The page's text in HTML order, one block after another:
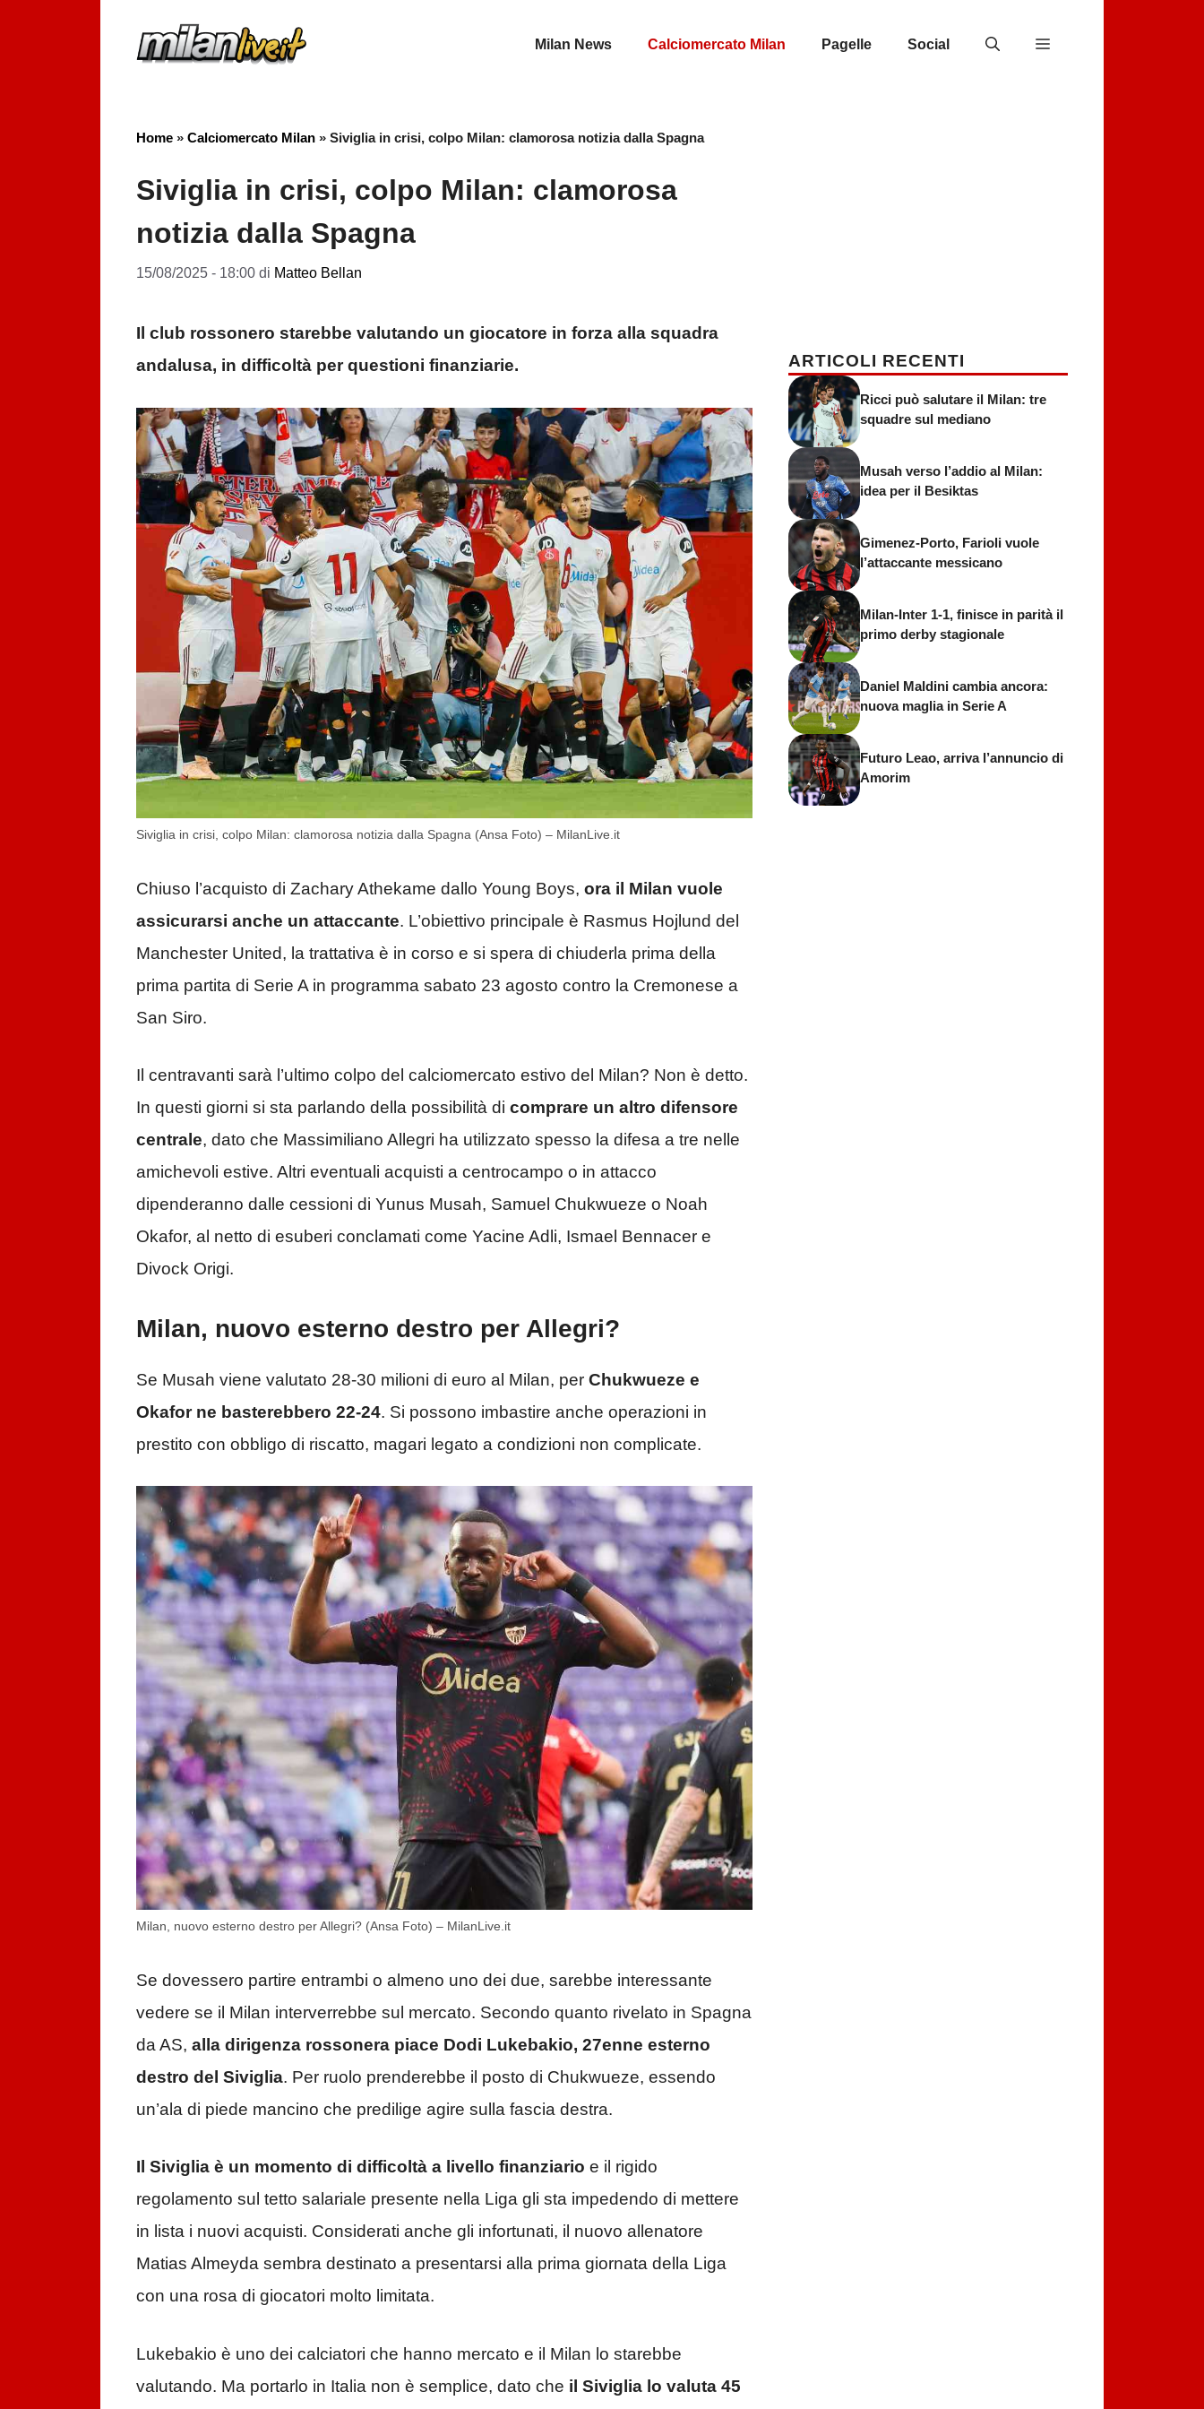
Milan News Calciomercato Milan Pagelle Social
Home » Calciomercato Milan » Siviglia in crisi, colpo Milan: clamorosa notizia dalla Spagna
Siviglia in crisi, colpo Milan: clamorosa
notizia dalla Spagna
15/08/2025 - 18:00 di Matteo Bellan
Il club rossonero starebbe valutando un giocatore in forza alla squadra
andalusa, in difficoltà per questioni finanziarie.
Siviglia in crisi, colpo Milan: clamorosa notizia dalla Spagna (Ansa Foto) – MilanLive.it
Chiuso l’acquisto di Zachary Athekame dallo Young Boys, ora il Milan vuole
assicurarsi anche un attaccante. L’obiettivo principale è Rasmus Hojlund del
Manchester United, la trattativa è in corso e si spera di chiuderla prima della
prima partita di Serie A in programma sabato 23 agosto contro la Cremonese a
San Siro.
Il centravanti sarà l’ultimo colpo del calciomercato estivo del Milan? Non è detto.
In questi giorni si sta parlando della possibilità di comprare un altro difensore
centrale, dato che Massimiliano Allegri ha utilizzato spesso la difesa a tre nelle
amichevoli estive. Altri eventuali acquisti a centrocampo o in attacco
dipenderanno dalle cessioni di Yunus Musah, Samuel Chukwueze o Noah
Okafor, al netto di esuberi conclamati come Yacine Adli, Ismael Bennacer e
Divock Origi.
Milan, nuovo esterno destro per Allegri?
Se Musah viene valutato 28-30 milioni di euro al Milan, per Chukwueze e
Okafor ne basterebbero 22-24. Si possono imbastire anche operazioni in
prestito con obbligo di riscatto, magari legato a condizioni non complicate.
Milan, nuovo esterno destro per Allegri? (Ansa Foto) – MilanLive.it
Se dovessero partire entrambi o almeno uno dei due, sarebbe interessante
vedere se il Milan interverrebbe sul mercato. Secondo quanto rivelato in Spagna
da AS, alla dirigenza rossonera piace Dodi Lukebakio, 27enne esterno
destro del Siviglia. Per ruolo prenderebbe il posto di Chukwueze, essendo
un’ala di piede mancino che predilige agire sulla fascia destra.
Il Siviglia è un momento di difficoltà a livello finanziario e il rigido
regolamento sul tetto salariale presente nella Liga gli sta impedendo di mettere
in lista i nuovi acquisti. Considerati anche gli infortunati, il nuovo allenatore
Matias Almeyda sembra destinato a presentarsi alla prima giornata della Liga
con una rosa di giocatori molto limitata.
Lukebakio è uno dei calciatori che hanno mercato e il Milan lo starebbe
valutando. Ma portarlo in Italia non è semplice, dato che il Siviglia lo valuta 45
ARTICOLI RECENTI
Ricci può salutare il Milan: tre
squadre sul mediano
Musah verso l’addio al Milan:
idea per il Besiktas
Gimenez-Porto, Farioli vuole
l’attaccante messicano
Milan-Inter 1-1, finisce in parità il
primo derby stagionale
Daniel Maldini cambia ancora:
nuova maglia in Serie A
Futuro Leao, arriva l’annuncio di
Amorim